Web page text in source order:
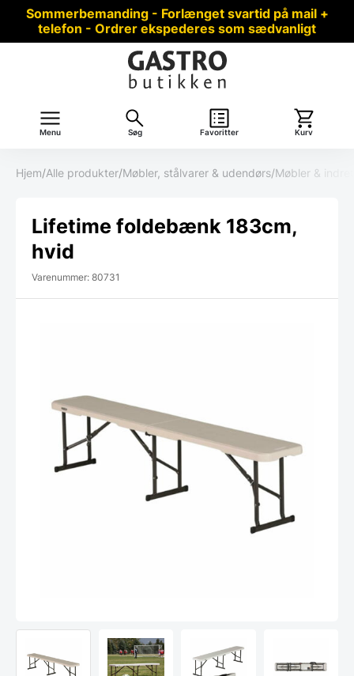
Sommerbemanding - Forlænget svartid på mail +
telefon - Ordrer ekspederes som sædvanligt
Menu Søg Favoritter Kurv
Hjem/Alle produkter/Møbler, stålvarer & udendørs/Møbler &
Lifetime foldebænk 183cm,
hvid
Varenummer: 80731